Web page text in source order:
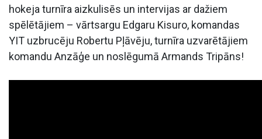
hokeja turnīra aizkulisēs un intervijas ar dažiem
spēlētājiem – vārtsargu Edgaru Kisuro, komandas
YIT uzbrucēju Robertu Pļāvēju, turnīra uzvarētājiem
komandu Anzāģe un noslēgumā Armands Tripāns!